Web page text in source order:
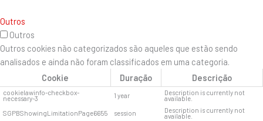
Outros
Outros
Outros cookies não categorizados são aqueles que estão sendo
analisados ​​e ainda não foram classificados em uma categoria.
Cookie
Duração Descrição
cookielawinfo-checkbox-
necessary-3 1 year Description is currently not
available.
SGPBShowingLimitationPage6655
session Description is currently not
available.